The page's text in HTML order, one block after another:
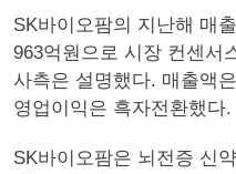
SK바이오팜의 지난해 매
963억원으로 시장 컨센서
사측은 설명했다. 매출액
영업이익은 흑자전환했다.
SK바이오팜은 뇌전증 신